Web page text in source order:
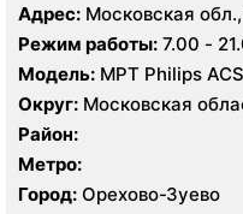
Адрес: Московская
Володарского, 14
Режим работы: 7.00 -
Модель: МРТ Philips
64 среза, УЗИ
Округ: Московская
Район:
Метро:
Город: Орехово-Зуево